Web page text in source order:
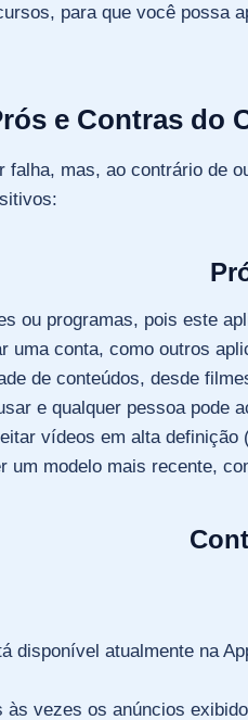
para que você possa
e Contras do
mas, ao contrário de
ou programas, pois este
uma conta, como outros
de conteúdos, desde
e qualquer pessoa pode
vídeos em alta definição
um modelo mais recente,
disponível atualmente na
vezes os anúncios